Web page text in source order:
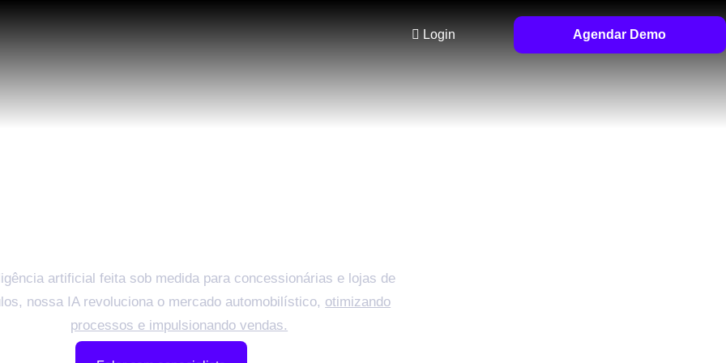
Agendar Demo
Login
artificial feita sob medida para concessionárias e lojas de
nossa IA revoluciona o mercado automobilístico, otimizando
processos e impulsionando vendas.